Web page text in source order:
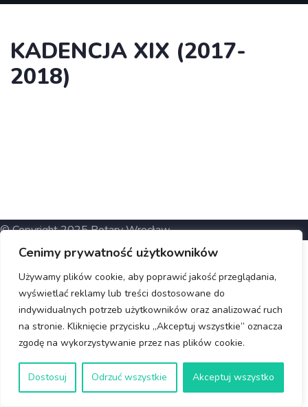
Cenimy prywatność użytkowników
Używamy plików cookie, aby poprawić jakość przeglądania,
wyświetlać reklamy lub treści dostosowane do
indywidualnych potrzeb użytkowników oraz analizować ruch
na stronie. Kliknięcie przycisku „Akceptuj wszystkie” oznacza
zgodę na wykorzystywanie przez nas plików cookie.
Dostosuj Odrzuć wszystkie Akceptuj wszystko
KADENCJA XIX (2017-
2018)
© Copyright 2025 Rotary Wrocław